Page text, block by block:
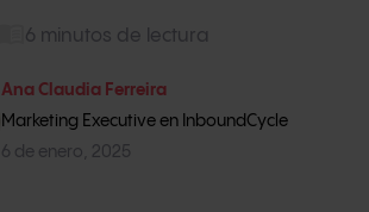
6 minutos de lectura
Ana Claudia Ferreira
Marketing Executive en InboundCycle
6 de enero, 2025